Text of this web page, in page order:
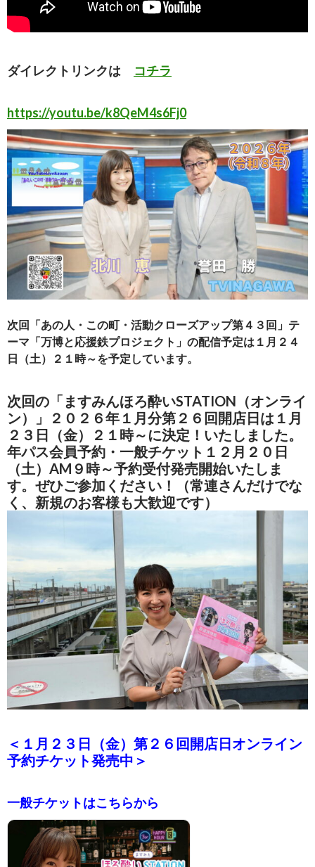
ダイレクトリンクは コチラ
https://youtu.be/k8QeM4s6Fj0
次回「あの人・この町・活動クローズアップ第４３回」テ
ーマ「万博と応援鉄プロジェクト」の配信予定は１月２４
日（土）２１時～を予定しています。
次回の「ますみんほろ酔いSTATION（オンライ
ン）」２０２６年１月分第２６回開店日は１月
２３日（金）２１時～に決定！いたしました。
年パス会員予約・一般チケット１２月２０日
（土）AM９時～予約受付発売開始いたしま
す。ぜひご参加ください！（常連さんだけでな
く、新規のお客様も大歓迎です）
＜１月２３日（金）第２６回開店日オンライン
予約チケット発売中＞
一般チケットはこちらから